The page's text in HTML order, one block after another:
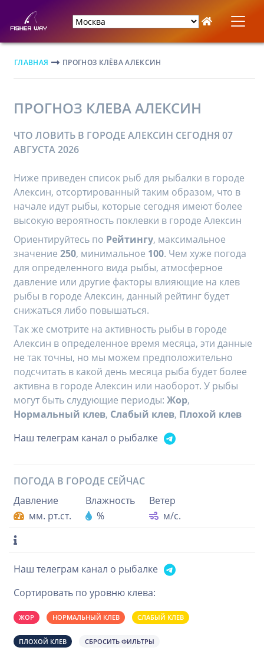
ГЛАВНАЯ ПРОГНОЗ КЛЁВА АЛЕКСИН
ПРОГНОЗ КЛЕВА АЛЕКСИН
ЧТО ЛОВИТЬ В ГОРОДЕ АЛЕКСИН СЕГОДНЯ 07
АВГУСТА 2026
Ниже приведен список рыб для рыбалки в городе
Алексин, отсортированный таким образом, что в
начале идут рыбы, которые сегодня имеют более
высокую вероятность поклевки в городе Алексин
Ориентируйтесь по Рейтингу, максимальное
значение 250, минимальное 100. Чем хуже погода
для определенного вида рыбы, атмосферное
давление или другие факторы влияющие на клев
рыбы в городе Алексин, данный рейтинг будет
снижаться либо повышаться.
Так же смотрите на активность рыбы в городе
Алексин в определенное время месяца, эти данные
не так точны, но мы можем предположительно
подсчитать в какой день месяца рыба будет более
активна в городе Алексин или наоборот. У рыбы
могут быть слудующие периоды: Жор,
Нормальный клев, Слабый клев, Плохой клев
Наш телеграм канал о рыбалке
ПОГОДА В ГОРОДЕ СЕЙЧАС
Давление
мм. рт.ст.
Влажность
%
Ветер
м/с.
Наш телеграм канал о рыбалке
Сортировать по уровню клева:
ЖОР НОРМАЛЬНЫЙ КЛЕВ СЛАБЫЙ КЛЕВ
ПЛОХОЙ КЛЕВ СБРОСИТЬ ФИЛЬТРЫ